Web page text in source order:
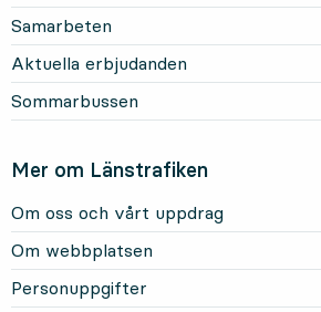
Samarbeten
Aktuella erbjudanden
Sommarbussen
Mer om Länstrafiken
Om oss och vårt uppdrag
Om webbplatsen
Personuppgifter